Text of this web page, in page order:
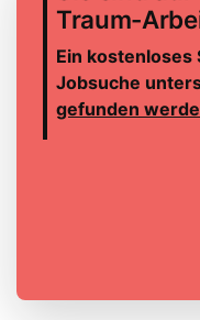
Traum-
Ein kostenloses
Jobsuche
gefunden